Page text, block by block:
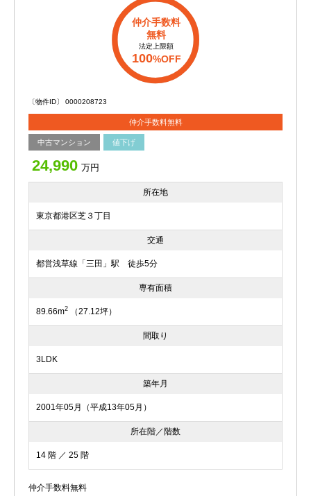
仲介手数料
無料
法定上限額
100%OFF
〔物件ID〕 0000208723
仲介手数料無料
中古マンション 値下げ
24,990 万円
所在地
東京都港区芝３丁目
交通
都営浅草線「三田」駅 徒歩5分
専有面積
89.66m2 （27.12坪）
間取り
3LDK
築年月
2001年05月（平成13年05月）
所在階／階数
14 階 ／ 25 階
仲介手数料無料